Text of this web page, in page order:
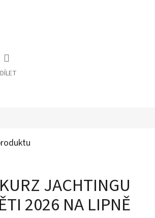
JACHTINGU
2026 NA LIPNĚ